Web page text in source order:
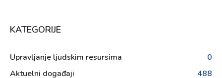
KATEGORIJE
Upravljanje ljudskim resursima
0
Aktuelni događaji
488